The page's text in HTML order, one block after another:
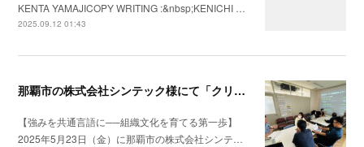
KENTA YAMAJICOPY WRITING :&nbsp;KENICHI …
2025.09.12 01:43
那覇市の株式会社シンテック様にて「クリフトンストレングス®」を用いた強み理解・組織文化醸成セッションを実施
【強みを共通言語に──組織文化を育てる第一歩】
2025年5月23日（金）に那覇市の株式会社シンテ…